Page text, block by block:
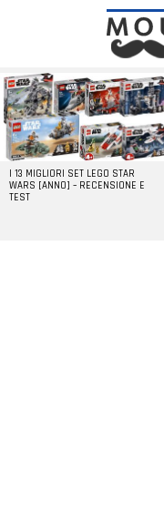
LATEST
STORIES
I 13 MIGLIORI SET LEGO STAR
WARS [ANNO] – RECENSIONE E
TEST